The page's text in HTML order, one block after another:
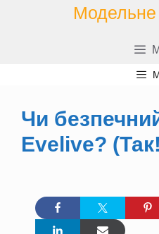
Модельне
Чи
Evelive?